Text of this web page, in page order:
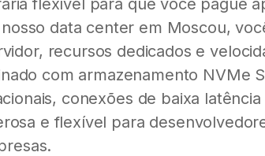
flexível para que você pague
data center em Moscou,
recursos dedicados e
com armazenamento NVMe
conexões de baixa latência
e flexível para